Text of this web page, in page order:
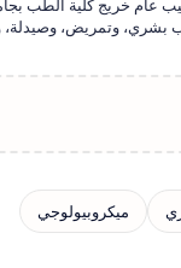
عام خريج كلية الطب
وتمريض، وصيدلة،